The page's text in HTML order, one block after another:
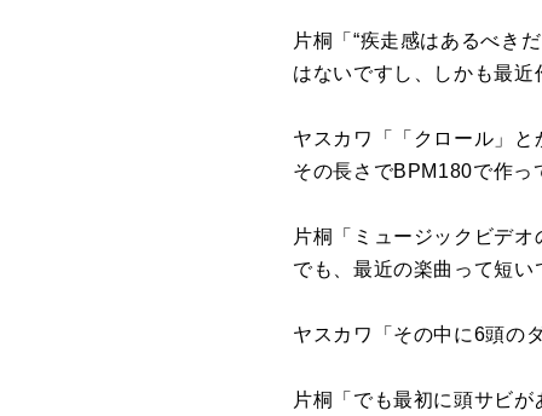
片桐「 “疾走感はあるべき
はないですし、しかも最
ヤスカワ「「クロール」
その長さでBPM180で作っ
片桐「ミュージックビデ
でも、最近の楽曲って短
ヤスカワ「その中に6頭の
片桐「でも最初に頭サビ